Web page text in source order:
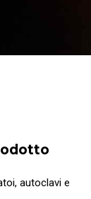
autoclavi e